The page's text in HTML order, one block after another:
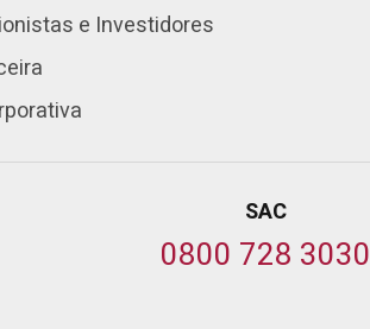
e Investidores
SAC
0800 728 3030